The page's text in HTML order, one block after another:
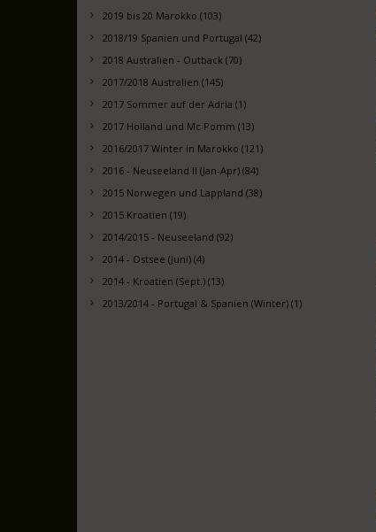
2019 bis 20 Marokko (103)
2018/19 Spanien und Portugal (42)
2018 Australien - Outback (70)
2017/2018 Australien (145)
2017 Sommer auf der Adria (1)
2017 Holland und Mc Pomm (13)
2016/2017 Winter in Marokko (121)
2016 - Neuseeland II (Jan-Apr) (84)
2015 Norwegen und Lappland (38)
2015 Kroatien (19)
2014/2015 - Neuseeland (92)
2014 - Ostsee (Juni) (4)
2014 - Kroatien (Sept.) (13)
2013/2014 - Portugal & Spanien (Winter) (1)